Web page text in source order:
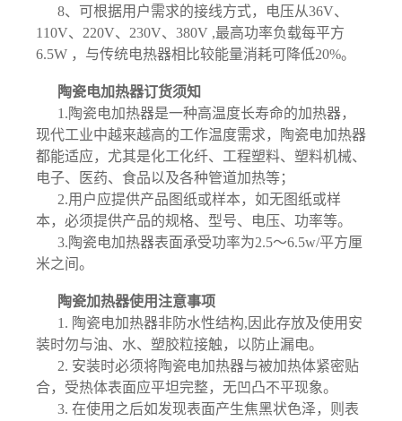
8、可根据用户需求的接线方式，电压从36V、
110V、220V、230V、380V ,最高功率负载每平方
6.5W ，与传统电热器相比较能量消耗可降低20%。
陶瓷电加热器订货须知
1.陶瓷电加热器是一种高温度长寿命的加热器，
现代工业中越来越高的工作温度需求，陶瓷电加热器
都能适应，尤其是化工化纤、工程塑料、塑料机械、
电子、医药、食品以及各种管道加热等；
2.用户应提供产品图纸或样本，如无图纸或样
本，必须提供产品的规格、型号、电压、功率等。
3.陶瓷电加热器表面承受功率为2.5～6.5w/平方厘
米之间。
陶瓷加热器使用注意事项
1. 陶瓷电加热器非防水性结构,因此存放及使用安
装时勿与油、水、塑胶粒接触，以防止漏电。
2. 安装时必须将陶瓷电加热器与被加热体紧密贴
合，受热体表面应平坦完整，无凹凸不平现象。
3. 在使用之后如发现表面产生焦黑状色泽，则表